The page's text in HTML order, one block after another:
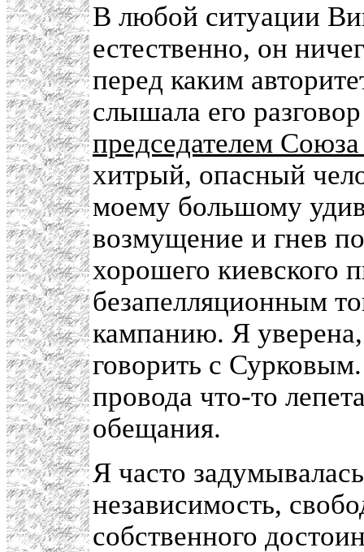
В любой ситуации
естественно, он
перед каким
слышала его
председателем Союза
хитрый, опасный
моему большому
возмущение и гнев
хорошего киевского
безапелляционным
кампанию. Я уверена,
говорить с
провода что-то
обещания.
Я часто
независимость,
собственного